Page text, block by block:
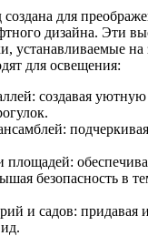
для
дизайна. Эти
устанавливаемые на
для освещения:
создавая
площадей:
безопасность в
и садов: придавая